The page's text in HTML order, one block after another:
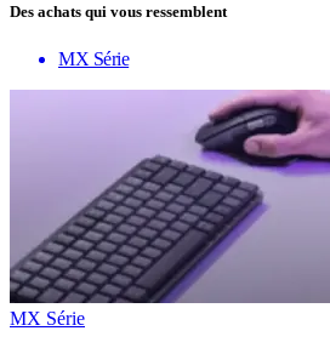
Des achats qui vous ressemblent
MX Série
MX Série